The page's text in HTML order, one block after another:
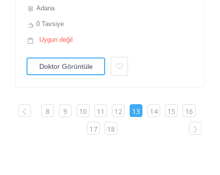
Adana
0 Tavsiye
Uygun değil
Doktor Görüntüle
8 9 10 11 12 13 14 15
16
17
18